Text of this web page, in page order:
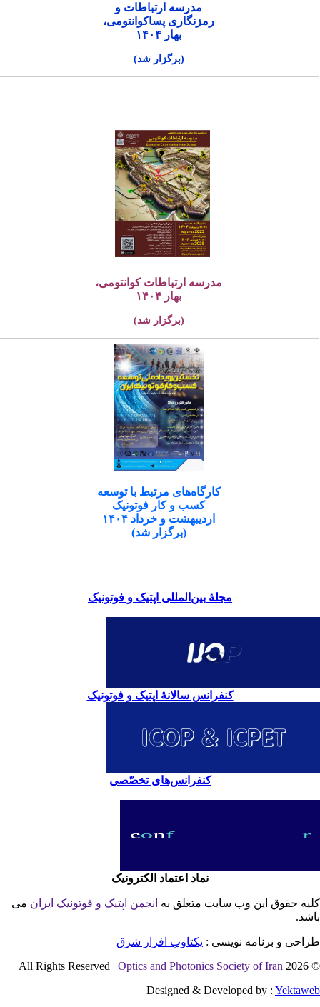
مدرسه ارتباطات و
رمزنگاری پساکوانتومی،
بهار ۱۴۰۴
(برگزار شد)
مدرسه ارتباطات کوانتومی،
بهار ۱۴۰۴
(برگزار شد)
کارگاه‌های مرتبط با توسعه
کسب و کار فوتونیک
اردیبهشت و خرداد ۱۴۰۴
(برگزار شد)
مجلۀ بین‌المللی اپتیک و فوتونیک
کنفرانس سالانۀ اپتیک و فوتونیک
کنفرانس‌های تخصّصی
نماد اعتماد الکترونیک
حقوق این وب سایت متعلق بهانجمن اپتیک و فوتونیک ایران می
و برنامه نویسی : یکتاوب افزار شرق
©
Optics and Photonics Society of Iran
Designed & Developed by :